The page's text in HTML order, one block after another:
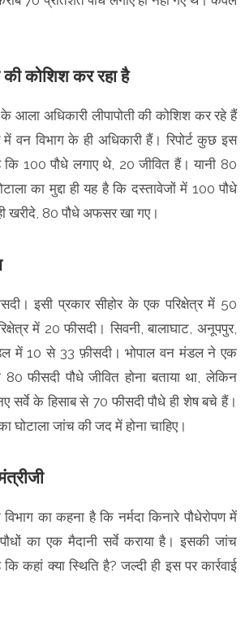
की कोशिश कर रहा है
आला अधिकारी लीपापोती की कोशिश कर रहे हैं
वन विभाग के ही अधिकारी हैं। रिपोर्ट कुछ इस
कि 100 पौधे लगाए थे, 20 जीवित हैं। यानी 80
का मुद्दा ही यह है कि दस्तावेजों में 100 पौधे
खरीदे, 80 पौधे अफसर खा गए।
इसी प्रकार सीहोर के एक परिक्षेत्र में 50
में 20 फीसदी। सिवनी, बालाघाट, अनूपपुर,
में 10 से 33 फ़ीसदी। भोपाल वन मंडल ने एक
फीसदी पौधे जीवित होना बताया था, लेकिन
सर्वे के हिसाब से 70 फीसदी पौधे ही शेष बचे हैं।
घोटाला जांच की जद में होना चाहिए।
का कहना है कि नर्मदा किनारे पौधेराेपण में
का एक मैदानी सर्वे कराया है। इसकी जांच
कि कहां क्या स्थिति है? जल्दी ही इस पर कार्रवाई